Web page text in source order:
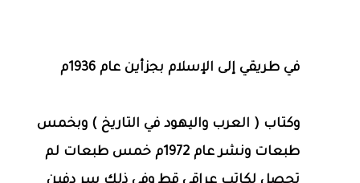
في طريقي إلى الإسلام بجزأين عام 1936م
وكتاب ( العرب واليهود في التاريخ ) وبخمس
طبعات ونشر عام 1972م خمس طبعات لم